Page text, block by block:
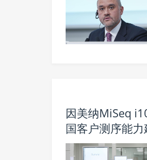
因美纳MiSeq
国客户测序能力